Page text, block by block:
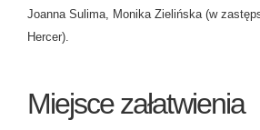
Joanna Sulima, Monika Zielińska (w
Hercer).
Miejsce załatwienia